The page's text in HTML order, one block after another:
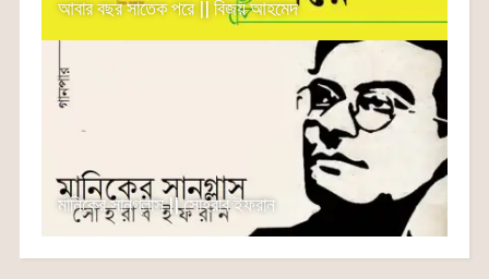
আবার বছর সাতেক পরে || বিজয় আহমেদ
মানিকের সানগ্লাস || সোহরাব ইফরান